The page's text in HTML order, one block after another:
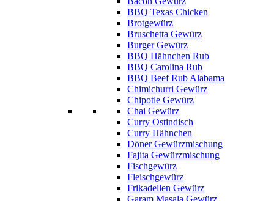
BBQ Texas Chicken
Brotgewürz
Bruschetta Gewürz
Burger Gewürz
BBQ Hähnchen Rub
BBQ Carolina Rub
BBQ Beef Rub Alabama
Chimichurri Gewürz
Chipotle Gewürz
Chai Gewürz
Curry Ostindisch
Curry Hähnchen
Döner Gewürzmischung
Fajita Gewürzmischung
Fischgewürz
Fleischgewürz
Frikadellen Gewürz
Garam Masala Gewürz